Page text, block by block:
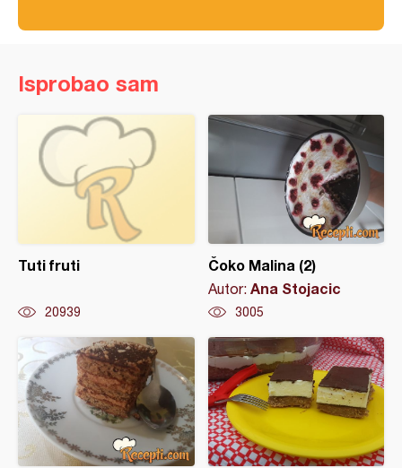
Isprobao sam
Tuti fruti
20939
Čoko Malina (2)
Autor: Ana Stojacic
3005